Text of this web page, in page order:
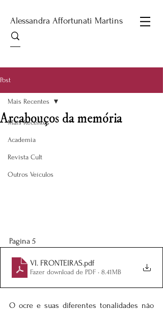
Alessandra Affortunati Martins
Post
Mais Recentes
Academia
Revista Cult
Outros Veículos
Mais Recentes
Arcabouços da memória
Pagina 5
VI. FRONTEIRAS.pdf
Fazer download de PDF • 8.41MB
O ocre e suas diferentes tonalidades não